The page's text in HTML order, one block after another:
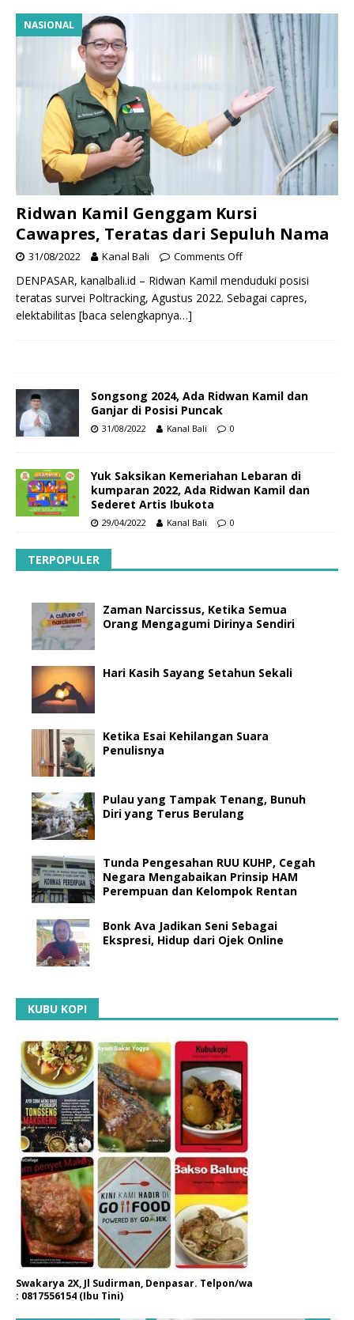
NASIONAL
Ridwan Kamil Genggam Kursi
Cawapres, Teratas dari Sepuluh Nama
31/08/2022 Kanal Bali Comments Off
DENPASAR, kanalbali.id – Ridwan Kamil menduduki posisi
teratas survei Poltracking, Agustus 2022. Sebagai capres,
elektabilitas [baca selengkapnya…]
Songsong 2024, Ada Ridwan Kamil dan
Ganjar di Posisi Puncak
31/08/2022 Kanal Bali 0
Yuk Saksikan Kemeriahan Lebaran di
kumparan 2022, Ada Ridwan Kamil dan
Sederet Artis Ibukota
29/04/2022 Kanal Bali 0
TERPOPULER
Zaman Narcissus, Ketika Semua
Orang Mengagumi Dirinya Sendiri
Hari Kasih Sayang Setahun Sekali
Ketika Esai Kehilangan Suara
Penulisnya
Pulau yang Tampak Tenang, Bunuh
Diri yang Terus Berulang
Tunda Pengesahan RUU KUHP, Cegah
Negara Mengabaikan Prinsip HAM
Perempuan dan Kelompok Rentan
Bonk Ava Jadikan Seni Sebagai
Ekspresi, Hidup dari Ojek Online
KUBU KOPI
Swakarya 2X, Jl Sudirman, Denpasar. Telpon/wa
: 0817556154 (Ibu Tini)